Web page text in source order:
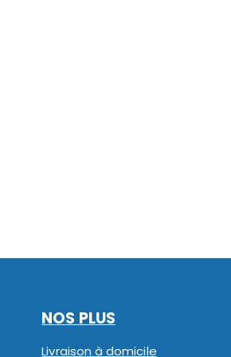
NOS PLUS
Livraison à domicile